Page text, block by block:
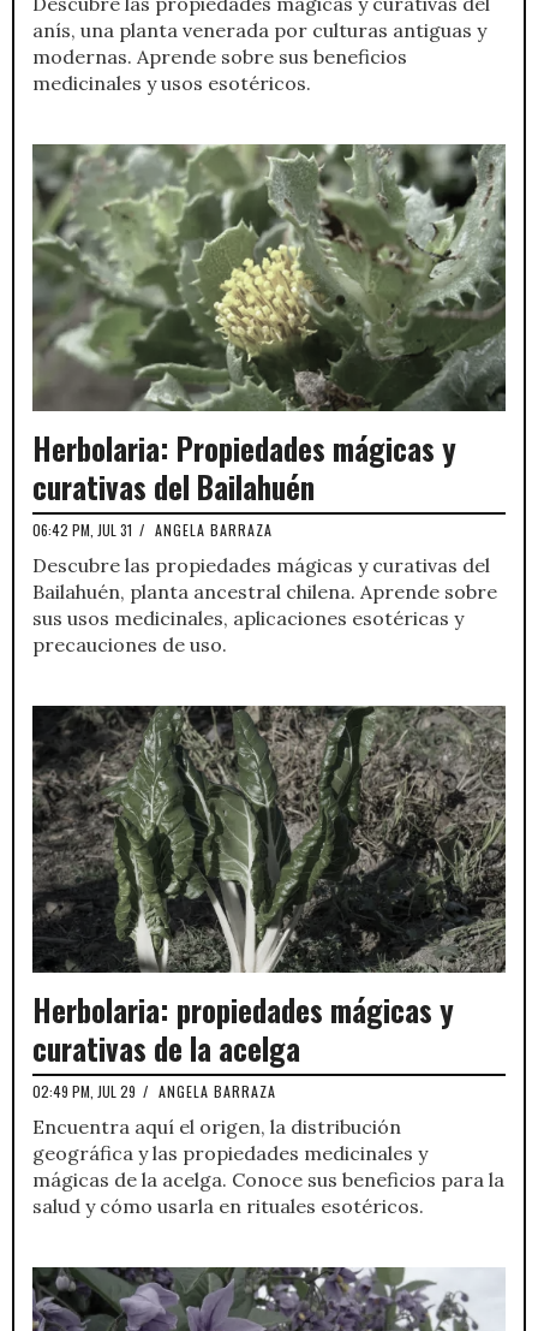
anís, una planta venerada por culturas antiguas y
modernas. Aprende sobre sus beneficios
medicinales y usos esotéricos.
Herbolaria: Propiedades mágicas y
curativas del Bailahuén
06:42 PM, JUL 31 / ANGELA BARRAZA
Descubre las propiedades mágicas y curativas del
Bailahuén, planta ancestral chilena. Aprende sobre
sus usos medicinales, aplicaciones esotéricas y
precauciones de uso.
Herbolaria: propiedades mágicas y
curativas de la acelga
02:49 PM, JUL 29 / ANGELA BARRAZA
Encuentra aquí el origen, la distribución
geográfica y las propiedades medicinales y
mágicas de la acelga. Conoce sus beneficios para la
salud y cómo usarla en rituales esotéricos.